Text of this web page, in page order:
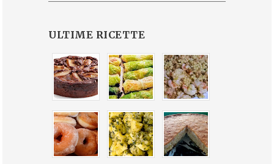
ULTIME RICETTE